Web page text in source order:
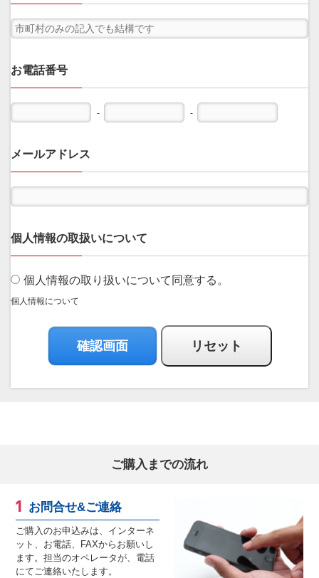
お電話番号
- -
メールアドレス
個人情報の取扱いについて
個人情報の取り扱いについて同意する。
個人情報について
ご購入までの流れ
お問合せ&ご連絡
ご購入のお申込みは、インターネ
ット、お電話、FAXからお願いし
ます。担当のオペレータが、電話
にてご連絡いたします。